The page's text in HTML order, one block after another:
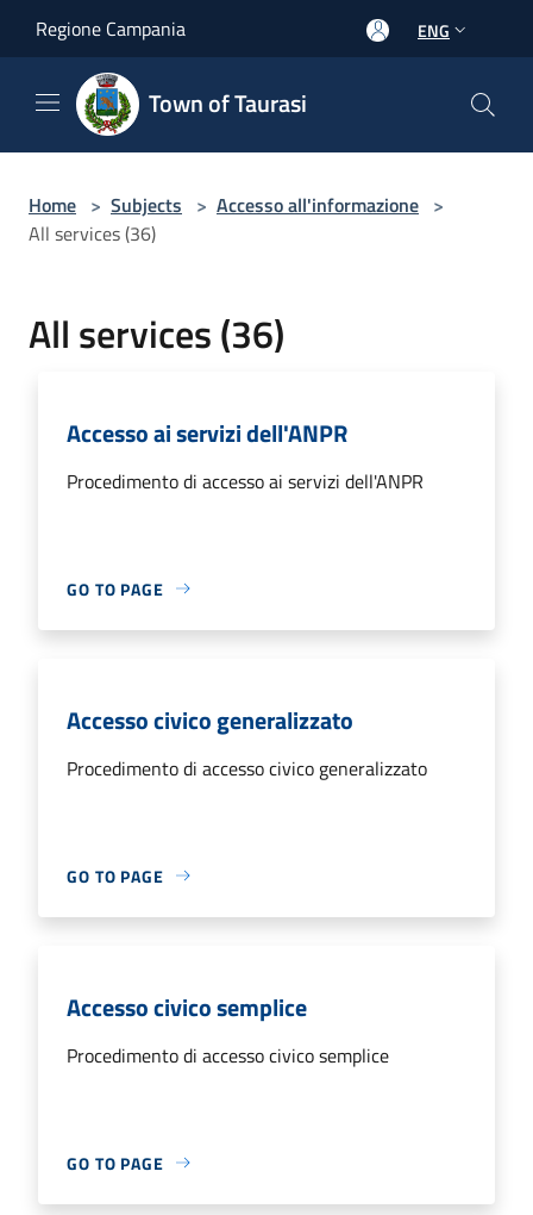
Regione Campania ENG
Town of Taurasi
Home > Subjects > Accesso all'informazione >
All services (36)
All services (36)
Accesso ai servizi dell'ANPR
Procedimento di accesso ai servizi dell'ANPR
GO TO PAGE
Accesso civico generalizzato
Procedimento di accesso civico generalizzato
GO TO PAGE
Accesso civico semplice
Procedimento di accesso civico semplice
GO TO PAGE